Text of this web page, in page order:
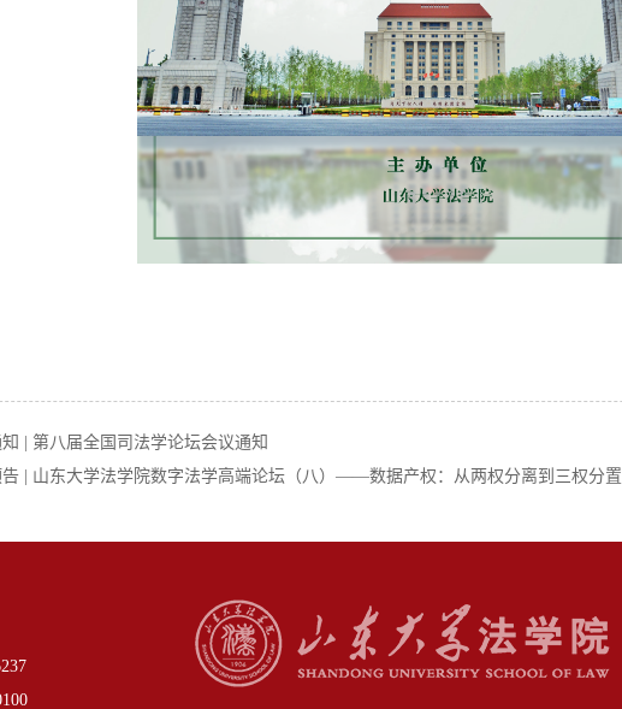
| 第八届全国司法学论坛会议通知
| 山东大学法学院数字法学高端论坛（八）——数据产权：从两权分离到三权分置